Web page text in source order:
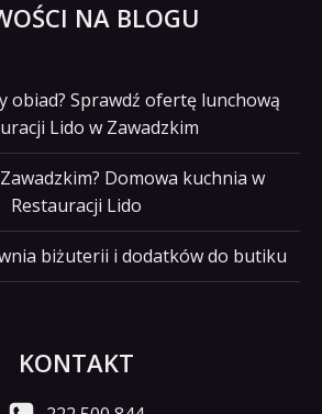
NA BLOGU
obiad? Sprawdź ofertę lunchową
Lido w Zawadzkim
Domowa kuchnia w
Restauracji Lido
biżuterii i dodatków do butiku
KONTAKT